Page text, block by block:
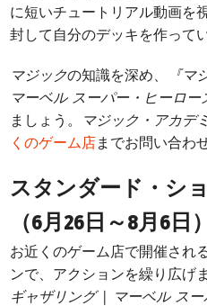
に短いチュートリアル動画を
封して自分のデッキを作って
マジックの知識を深め、
『
マーベル スーパー・ヒーロー
ましょう。
マジック・アカデ
くのゲーム店までお問い合わ
スタンダード・シ
（6月26日～8月6日）
お近くのゲーム店で開催され
ンで、アクションを繰り広げ
ギャザリング | マーベル ス